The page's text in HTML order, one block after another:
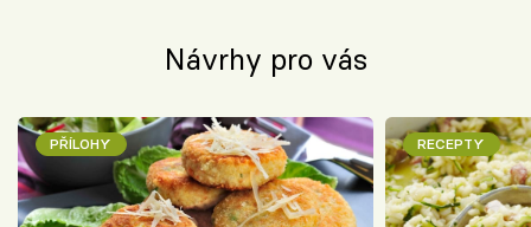
Návrhy pro vás
PŘÍLOHY RECEPTY